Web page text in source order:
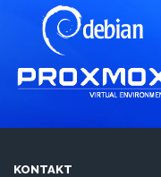
KONTAKT